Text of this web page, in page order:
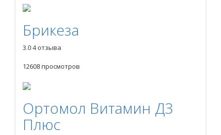
Брикеза
3.04 отзыва
12608 просмотров
Ортомол Витамин Д3
Плюс